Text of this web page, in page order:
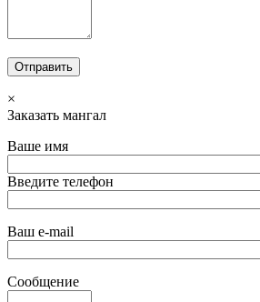
×
Заказать мангал
Ваше имя
Введите телефон
Ваш e-mail
Сообщение